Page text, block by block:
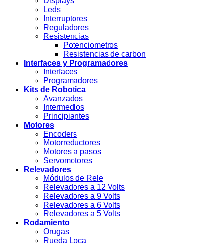
Leds
Interruptores
Reguladores
Resistencias
Potenciometros
Resistencias de carbon
Interfaces y Programadores
Interfaces
Programadores
Kits de Robotica
Avanzados
Intermedios
Principiantes
Motores
Encoders
Motorreductores
Motores a pasos
Servomotores
Relevadores
Módulos de Rele
Relevadores a 12 Volts
Relevadores a 9 Volts
Relevadores a 6 Volts
Relevadores a 5 Volts
Rodamiento
Orugas
Rueda Loca